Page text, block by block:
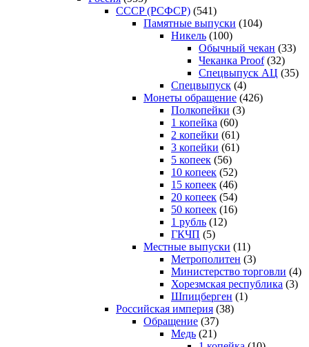
CCCP (РСФСР) (541)
Памятные выпуски (104)
Никель (100)
Обычный чекан (33)
Чеканка Proof(32)
Спецвыпуск АЦ (35)
Спецвыпуск (4)
Монеты обращение (426)
Полкопейки (3)
1 копейка (60)
2 копейки (61)
3 копейки (61)
5 копеек (56)
10 копеек (52)
15 копеек (46)
20 копеек (54)
50 копеек (16)
1 рубль (12)
ГКЧП (5)
Местные выпуски (11)
Метрополитен (3)
Министерство торговли (4)
Хорезмская республика (3)
Шпицберген (1)
Российская империя (38)
Обращение (37)
Медь (21)